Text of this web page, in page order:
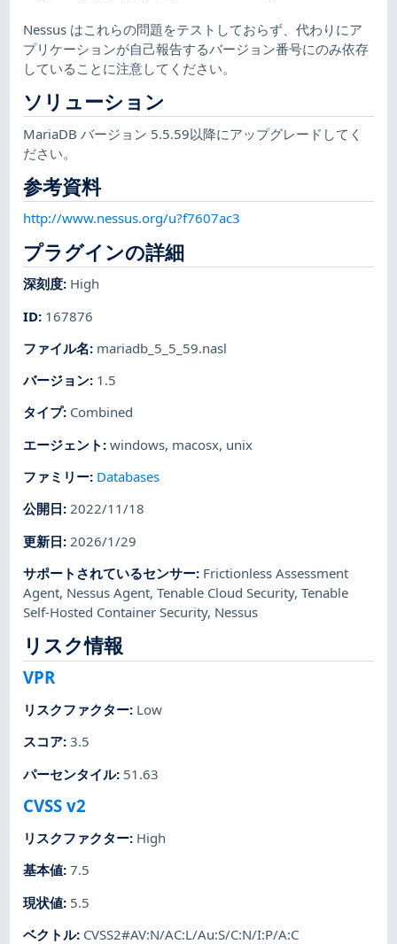
Nessus はこれらの問題をテストしておらず、代わりにア
プリケーションが自己報告するバージョン番号にのみ依存
していることに注意してください。
ソリューション
MariaDB バージョン 5.5.59以降にアップグレードしてく
ださい。
参考資料
http://www.nessus.org/u?f7607ac3
プラグインの詳細
深刻度: High
ID: 167876
ファイル名: mariadb_5_5_59.nasl
バージョン: 1.5
タイプ: Combined
エージェント :windows, macosx, unix
ファミリー: Databases
公開日:2022/11/18
更新日: 2026/1/29
サポートされているセンサー: Frictionless Assessment
Agent, Nessus Agent,Tenable Cloud Security,Tenable
Self-Hosted Container Security, Nessus
リスク情報
VPR
リスクファクター: Low
スコア:3.5
パーセンタイル: 51.63
CVSS v2
リスクファクター: High
基本値:7.5
現状値: 5.5
ベクトル: CVSS2#AV:N/AC:L/Au:S/C:N/I:P/A:C